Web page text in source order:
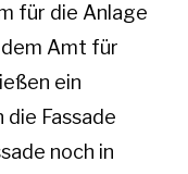
für die Anlage
Amt für
ein
Fassade
noch in